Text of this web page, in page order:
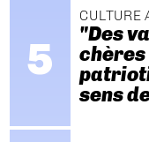
CULTURE
"Des
chères
sens